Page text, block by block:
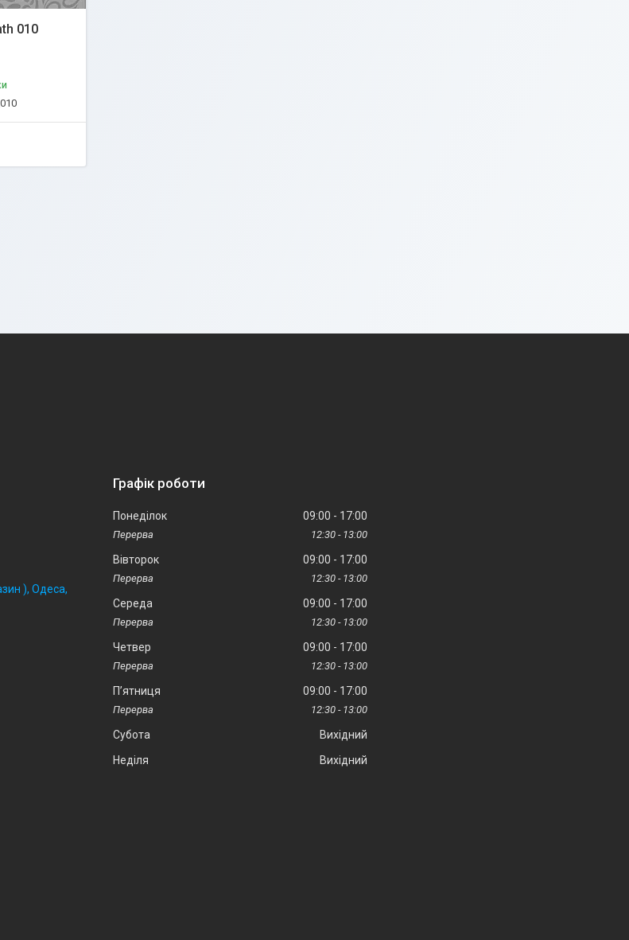
010
), Одеса,
Графік роботи
Понеділок 09:00 17:00
12:30 13:00
Вівторок 09:00 17:00
12:30 13:00
Середа 09:00 17:00
12:30 13:00
Четвер 09:00 17:00
12:30 13:00
Пʼятниця 09:00 17:00
12:30 13:00
Субота
Вихідний
Неділя
Вихідний